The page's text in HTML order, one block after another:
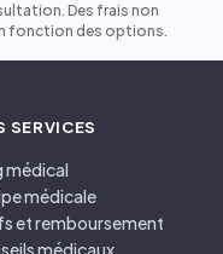
Des frais non
fonction des options.
SERVICES
médical
médicale
et remboursement
médicaux